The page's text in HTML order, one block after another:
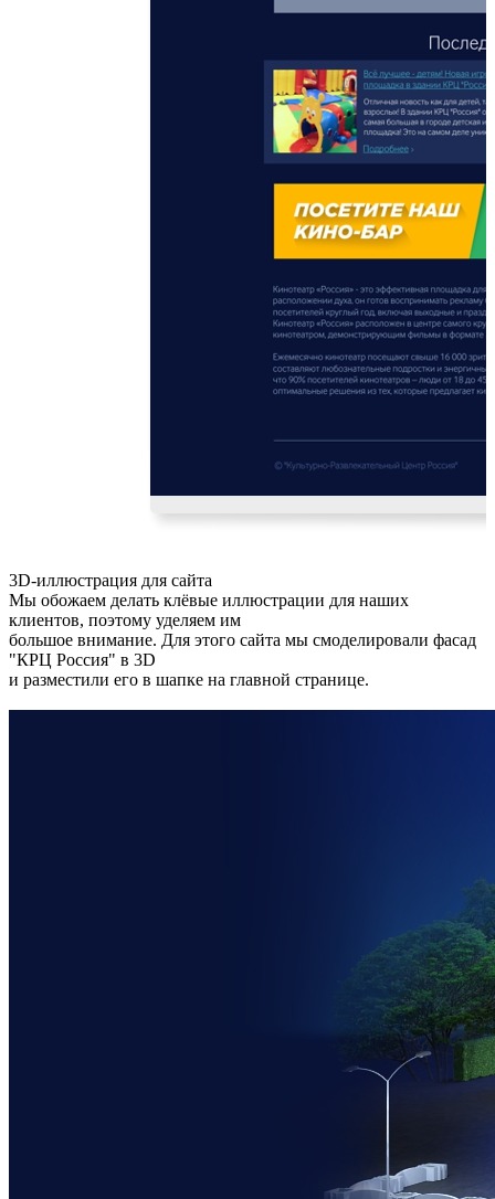
3D-иллюстрация для сайта
Мы обожаем делать клёвые иллюстрации для наших
клиентов, поэтому уделяем им
большое внимание. Для этого сайта мы смоделировали фасад
"КРЦ Россия" в 3D
и разместили его в шапке на главной странице.